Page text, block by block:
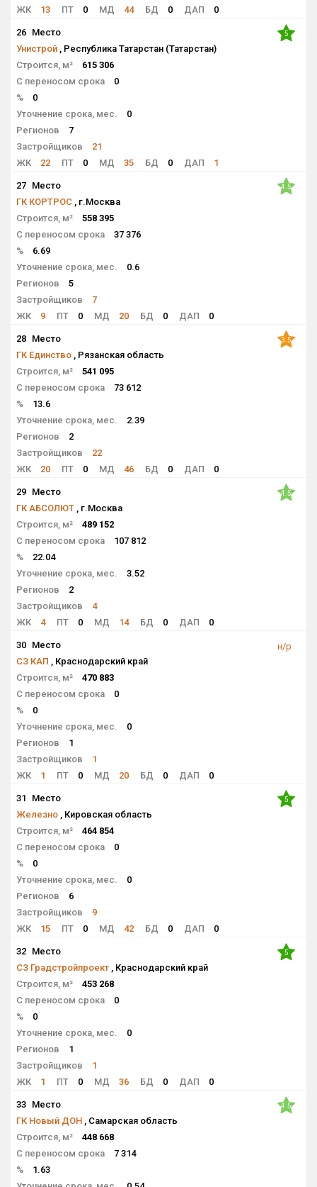
ЖК
13 ПТ 0 МД 44 БД 0 ДАП 0
26 Место
Унистрой , Республика Татарстан (Татарстан)
Строится, м²
615 306
С переносом срока
0
%
0
Уточнение срока, мес.
0
Регионов
7
Застройщиков
21
ЖК
22 ПТ 0 МД 35 БД 0 ДАП 1
5
27 Место
ГК КОРТРОС , г.Москва
Строится, м²
558 395
С переносом срока
37 376
%
6.69
Уточнение срока, мес.
0.6
Регионов
5
Застройщиков
7
ЖК
9 ПТ 0 МД 20 БД 0 ДАП 0
4.5
28 Место
ГК Единство , Рязанская область
Строится, м²
541 095
С переносом срока
73 612
%
13.6
Уточнение срока, мес.
2.39
Регионов
2
Застройщиков
22
ЖК
20 ПТ 0 МД 46 БД 0 ДАП 0
3.5
29 Место
ГК АБСОЛЮТ , г.Москва
Строится, м²
489 152
С переносом срока
107 812
%
22.04
Уточнение срока, мес.
3.52
Регионов
2
Застройщиков
4
ЖК
4 ПТ 0 МД 14 БД 0 ДАП 0
4.5
30 Место
СЗ КАП , Краснодарский край
Строится, м²
470 883
С переносом срока
0
%
0
Уточнение срока, мес.
0
Регионов
1
Застройщиков
1
ЖК
1 ПТ 0 МД 20 БД 0 ДАП 0
н/р
31
Место
Железно , Кировская область
Строится, м²
464 854
С переносом срока
0
%
0
Уточнение срока, мес.
0
Регионов
6
Застройщиков
9
ЖК
15 ПТ 0 МД 42 БД 0 ДАП 0
5
32 Место
СЗ Градстройпроект , Краснодарский край
Строится, м²
453 268
С переносом срока
0
%
0
Уточнение срока, мес.
0
Регионов
1
Застройщиков
1
ЖК
1 ПТ 0 МД 36 БД 0 ДАП 0
5
33 Место
ГК Новый ДОН , Самарская область
Строится, м²
448 668
С переносом срока
7 314
%
1.63
4.5